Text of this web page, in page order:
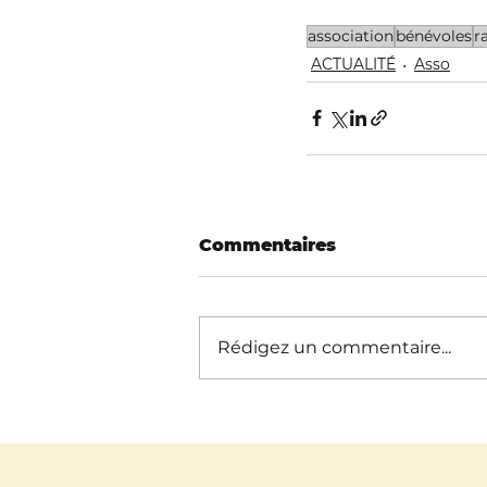
associationbénévoles
ACTUALITÉ
Asso
Commentaires
Rédigez un commentaire...